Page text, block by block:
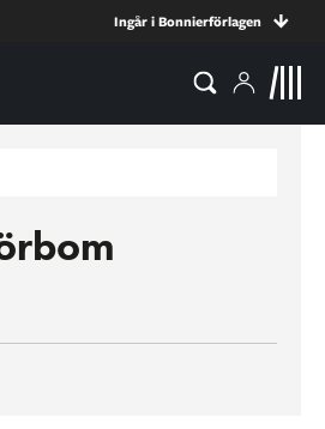
Ingår i Bonnierförlagen